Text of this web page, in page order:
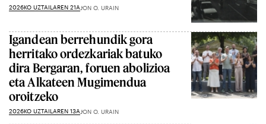
2026KO UZTAILAREN 21A JON O. URAIN
Igandean berrehundik gora
herritako ordezkariak batuko
dira Bergaran, foruen abolizioa
eta Alkateen Mugimendua
oroitzeko
2026KO UZTAILAREN 13A JON O. URAIN